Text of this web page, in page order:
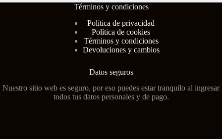
Términos y condiciones
Política de privacidad
Política de cookies
Términos y condiciones
Devoluciones y cambios
Datos seguros
Nuestro sitio web es seguro, por eso puedes estar tranquilo al ingresar
todos tus datos personales y de pago.